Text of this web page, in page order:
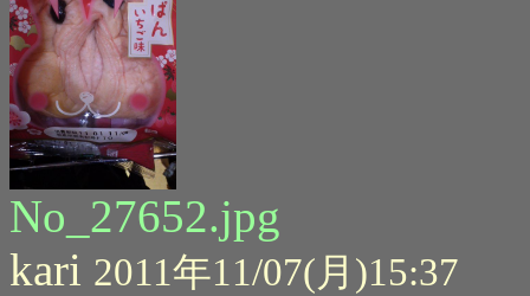
No_27652.jpg
kari 2011年11/07(月)15:37